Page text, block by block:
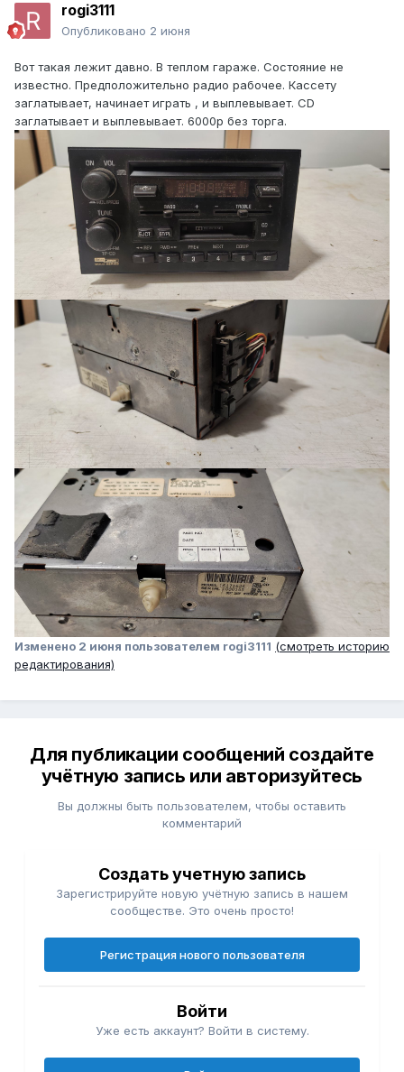
rogi3111
Опубликовано 2 июня
Вот такая лежит давно. В теплом гараже. Состояние не
известно. Предположительно радио рабочее. Кассету
заглатывает, начинает играть , и выплевывает. CD
заглатывает и выплевывает. 6000р без торга.
Изменено 2 июня пользователем rogi3111 (смотреть историю
редактирования)
Для публикации сообщений создайте
учётную запись или авторизуйтесь
Вы должны быть пользователем, чтобы оставить
комментарий
Создать учетную запись
Зарегистрируйте новую учётную запись в нашем
сообществе. Это очень просто!
Регистрация нового пользователя
Войти
Уже есть аккаунт? Войти в систему.